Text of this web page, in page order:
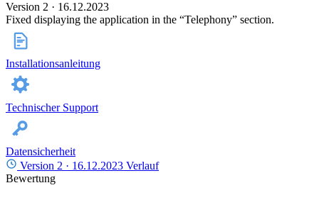
Version 2 · 16.12.2023
Fixed displaying the application in the “Telephony” section.
Installationsanleitung
Technischer Support
Datensicherheit
Version 2 · 16.12.2023 Verlauf
Bewertung